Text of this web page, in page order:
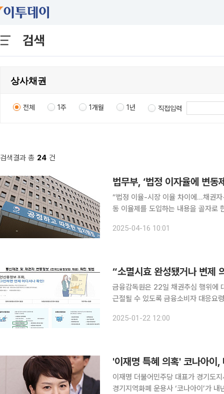
검색
전체 1주 1개월 1년 직접입력
검색결과 총 24 건
법무부, ‘법정 이자율에 변
“법정 이율-시장 이율 차이에…채권자‧채무자 이익‧손실
동 이율제를 도입하는 내용을 골자로 한 상법 일
다. 현행 상법 제54조는 상행위로 인
2025-04-16 10:01
“소멸시효 완성됐거나 변제
금융감독원은 22일 채권추심 행위에
근절될 수 있도록 금융소비자 대응요령을 안내했다. 우선, 부당한 채권
금융채권의 경우 채권추심 착수 통지
2025-01-22 12:00
이재명 더불어민주당 대표가 경기도지사로 재직하던 시절 각종 특혜를 받았다는 의혹에 휩싸였던
경기지역화폐 운용사 ‘코나아이’가